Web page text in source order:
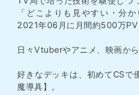
「どこよりも見やすい・分
2021年06月に月間約500万PV
日々Vtuberやアニメ、映画から
好きなデッキは、初めてCSで
魔導具】。